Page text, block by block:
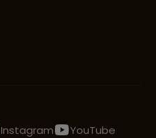
Instagram
YouTube